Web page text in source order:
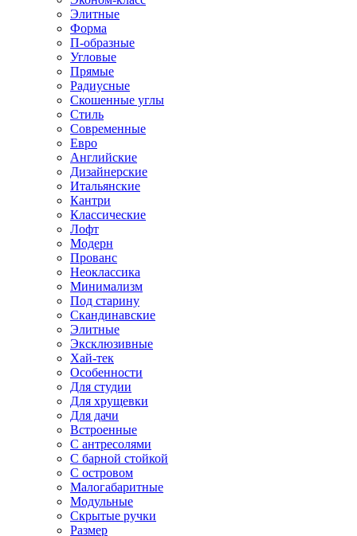
Элитные
Форма
П-образные
Угловые
Прямые
Радиусные
Скошенные углы
Стиль
Современные
Евро
Английские
Дизайнерские
Итальянские
Кантри
Классические
Лофт
Модерн
Прованс
Неоклассика
Минимализм
Под старину
Скандинавские
Элитные
Эксклюзивные
Хай-тек
Особенности
Для студии
Для хрущевки
Для дачи
Встроенные
С антресолями
С барной стойкой
С островом
Малогабаритные
Модульные
Скрытые ручки
Размер